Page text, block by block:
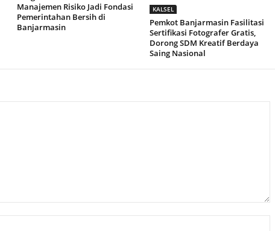
Manajemen Risiko Jadi Fondasi
Pemerintahan Bersih di
Banjarmasin
KALSEL
Pemkot Banjarmasin Fasilitasi
Sertifikasi Fotografer Gratis,
Dorong SDM Kreatif Berdaya
Saing Nasional